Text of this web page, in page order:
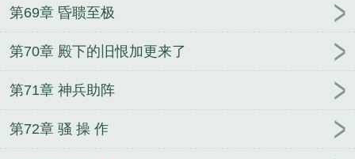
第69章 昏聩至极
第70章 殿下的旧恨加更来了
第71章 神兵助阵
第72章 骚 操 作